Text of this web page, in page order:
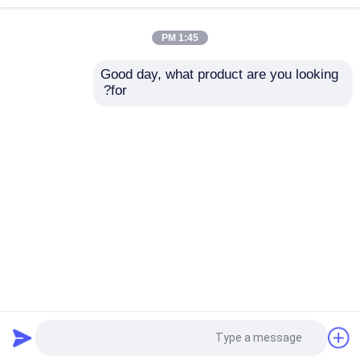
بذاتها مزيل الرطوبة
إزالة الرطوبة بدرجة
تماما السيليكا جل
التلقائي مزيل الرطوبة،
Dehumidification Equipment Co., Ltd.. All Rights
1:45 PM
Good day, what product are you looking
for?